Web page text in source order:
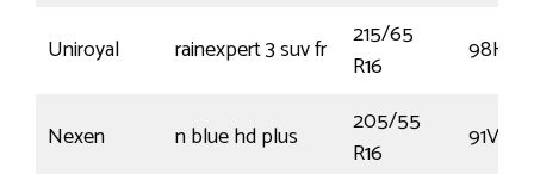
Uniroyal rainexpert 3 suv fr
215/65
R16
98H
Nexen n blue hd plus
205/55
R16
91V